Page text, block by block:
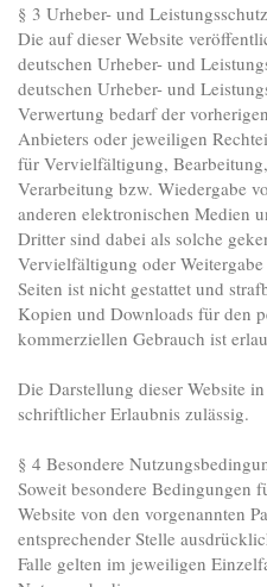
§ 3 Urheber- und
Die auf dieser Website
deutschen Urheber- und
deutschen Urheber- und
Verwertung bedarf der
Anbieters oder jeweiligen
für Vervielfältigung,
Verarbeitung bzw. Wiedergabe
anderen elektronischen Medien
Dritter sind dabei als solche
Vervielfältigung oder
Seiten ist nicht gestattet und
Kopien und Downloads für den
kommerziellen Gebrauch ist
Die Darstellung dieser Website
schriftlicher Erlaubnis zulässig.
§ 4 Besondere
Soweit besondere Bedingungen
Website von den vorgenannten
entsprechender Stelle
Falle gelten im jeweiligen